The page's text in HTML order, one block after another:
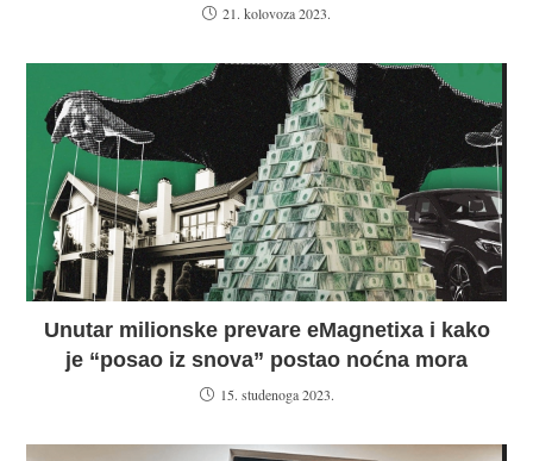
21. kolovoza 2023.
Unutar milionske prevare eMagnetixa i kako
je “posao iz snova” postao noćna mora
15. studenoga 2023.